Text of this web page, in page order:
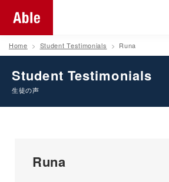
Home Student Testimonials Runa
Student Testimonials
生徒の声
Runa